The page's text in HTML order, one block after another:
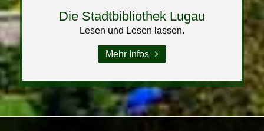
Die Stadtbibliothek Lugau
Lesen und Lesen lassen.
Mehr Infos